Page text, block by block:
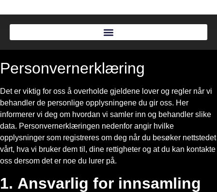
Personvernerklæring
Det er viktig for oss å overholde gjeldene lover og regler når vi
behandler de personlige opplysningene du gir oss. Her
informerer vi deg om hvordan vi samler inn og behandler slike
data. Personvernerklæringen nedenfor angir hvilke
opplysninger som registreres om deg når du besøker nettstedet
vårt, hva vi bruker dem til, dine rettigheter og at du kan kontakte
oss dersom det er noe du lurer på.
1. Ansvarlig for innsamling